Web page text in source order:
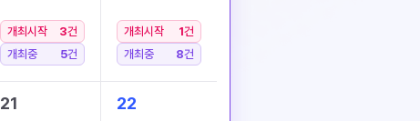
개최시작 3건
개최중
5건
개최시작 1건
개최중
8건
21 22